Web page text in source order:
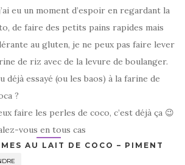
eu un moment d’espoir en regardant la
de faire des petits pains rapides mais
au gluten, je ne peux pas faire lever
de riz avec de la levure de boulanger.
déjà essayé (ou les baos) à la farine de
?
faire les perles de coco, c’est déjà ça 😉
vous en tous cas
AU LAIT DE COCO – PIMENT